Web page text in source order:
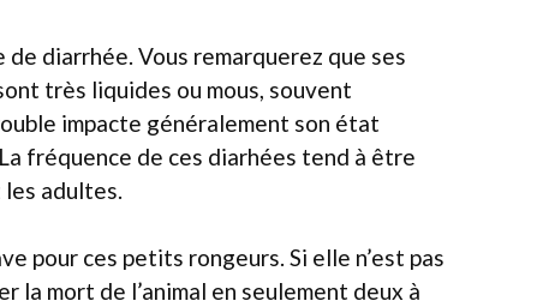
diarrhée. Vous remarquerez que ses
très liquides ou mous, souvent
impacte généralement son état
fréquence de ces diarhées tend à être
adultes.
pour ces petits rongeurs. Si elle n’est pas
la mort de l’animal en seulement deux à